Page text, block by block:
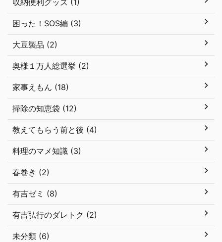
収納便利グッズ (1)
困った！SOS編 (3)
大豆製品 (2)
奥様１万人総選挙 (2)
家事えもん (18)
掃除の知恵袋 (12)
教えてもらう前と後 (4)
料理のマメ知識 (3)
春巻き (2)
有吉ゼミ (8)
有吉弘行のダレトク (2)
未分類 (6)